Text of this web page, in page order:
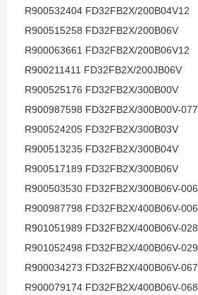
R900532404 FD32FB2X/200B04V12
R900515258 FD32FB2X/200B06V
R900063661 FD32FB2X/200B06V12
R900211411 FD32FB2X/200JB06V
R900525176 FD32FB2X/300B00V
R900987598 FD32FB2X/300B00V-077
R900524205 FD32FB2X/300B03V
R900513235 FD32FB2X/300B04V
R900517189 FD32FB2X/300B06V
R900503530 FD32FB2X/300B06V-006
R900987798 FD32FB2X/400B06V-006
R901051989 FD32FB2X/400B06V-028
R901052498 FD32FB2X/400B06V-029
R900034273 FD32FB2X/400B06V-067
R900079174 FD32FB2X/400B06V-068